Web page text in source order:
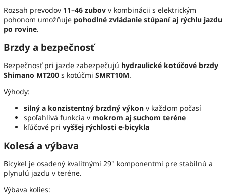
Rozsah prevodov 11–46 zubov v kombinácii s elektrickým
pohonom umožňuje pohodlné zvládanie stúpaní aj rýchlu jazdu
po rovine.
Brzdy a bezpečnosť
Bezpečnosť pri jazde zabezpečujú hydraulické kotúčové brzdy
Shimano MT200 s kotúčmi SMRT10M.
Výhody:
silný a konzistentný brzdný výkon v každom počasí
spoľahlivá funkcia v mokrom aj suchom teréne
kľúčové pri vyššej rýchlosti e-bicykla
Kolesá a výbava
Bicykel je osadený kvalitnými 29" komponentmi pre stabilnú a
plynulú jazdu v teréne.
Výbava kolies: